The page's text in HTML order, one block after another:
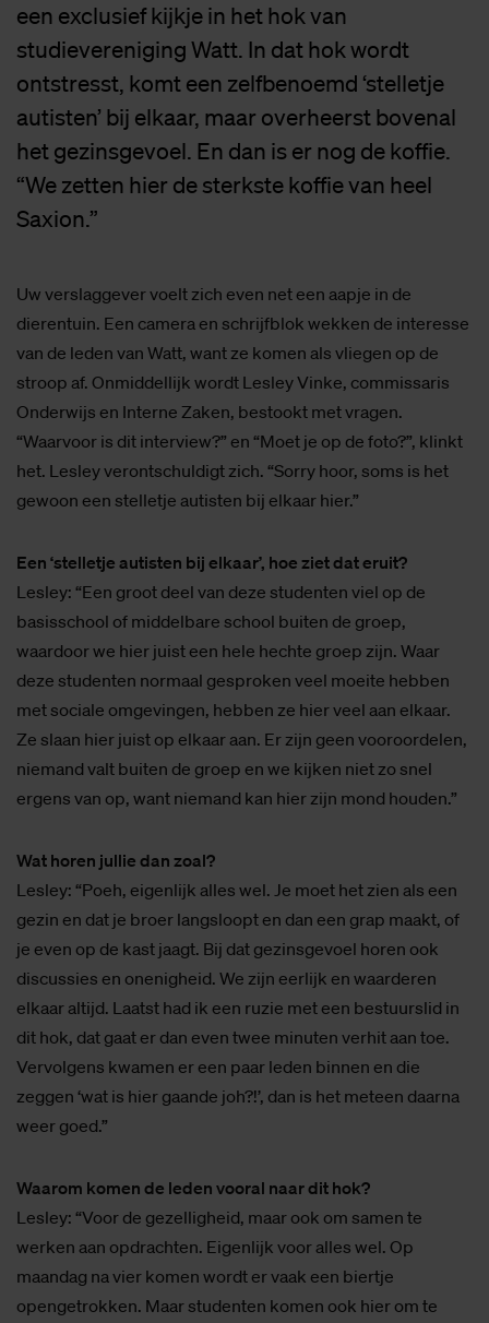
een exclusief kijkje in het hok van
studievereniging Watt. In dat hok wordt
ontstresst, komt een zelfbenoemd ‘stelletje
autisten’ bij elkaar, maar overheerst bovenal
het gezinsgevoel. En dan is er nog de koffie.
“We zetten hier de sterkste koffie van heel
Saxion.”
Uw verslaggever voelt zich even net een aapje in de
dierentuin. Een camera en schrijfblok wekken de interesse
van de leden van Watt, want ze komen als vliegen op de
stroop af. Onmiddellijk wordt Lesley Vinke, commissaris
Onderwijs en Interne Zaken, bestookt met vragen.
“Waarvoor is dit interview?” en “Moet je op de foto?”, klinkt
het. Lesley verontschuldigt zich. “Sorry hoor, soms is het
gewoon een stelletje autisten bij elkaar hier.”
Een ‘stelletje autisten bij elkaar’, hoe ziet dat eruit?
Lesley: “Een groot deel van deze studenten viel op de
basisschool of middelbare school buiten de groep,
waardoor we hier juist een hele hechte groep zijn. Waar
deze studenten normaal gesproken veel moeite hebben
met sociale omgevingen, hebben ze hier veel aan elkaar.
Ze slaan hier juist op elkaar aan. Er zijn geen vooroordelen,
niemand valt buiten de groep en we kijken niet zo snel
ergens van op, want niemand kan hier zijn mond houden.”
Wat horen jullie dan zoal?
Lesley: “Poeh, eigenlijk alles wel. Je moet het zien als een
gezin en dat je broer langsloopt en dan een grap maakt, of
je even op de kast jaagt. Bij dat gezinsgevoel horen ook
discussies en onenigheid. We zijn eerlijk en waarderen
elkaar altijd. Laatst had ik een ruzie met een bestuurslid in
dit hok, dat gaat er dan even twee minuten verhit aan toe.
Vervolgens kwamen er een paar leden binnen en die
zeggen ‘wat is hier gaande joh?!’, dan is het meteen daarna
weer goed.”
Waarom komen de leden vooral naar dit hok?
Lesley: “Voor de gezelligheid, maar ook om samen te
werken aan opdrachten. Eigenlijk voor alles wel. Op
maandag na vier komen wordt er vaak een biertje
opengetrokken. Maar studenten komen ook hier om te